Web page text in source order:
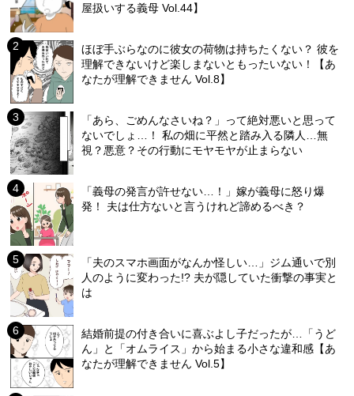
屋扱いする義母 Vol.44】
ほぼ手ぶらなのに彼女の荷物は持ちたくない？ 彼を
理解できないけど楽しまないともったいない！【あ
なたが理解できません Vol.8】
「あら、ごめんなさいね？」って絶対悪いと思って
ないでしょ…！ 私の畑に平然と踏み入る隣人…無
視？悪意？その行動にモヤモヤが止まらない
「義母の発言が許せない…！」嫁が義母に怒り爆
発！ 夫は仕方ないと言うけれど諦めるべき？
「夫のスマホ画面がなんか怪しい…」ジム通いで別
人のように変わった!? 夫が隠していた衝撃の事実と
は
結婚前提の付き合いに喜ぶよし子だったが…「うど
ん」と「オムライス」から始まる小さな違和感【あ
なたが理解できません Vol.5】